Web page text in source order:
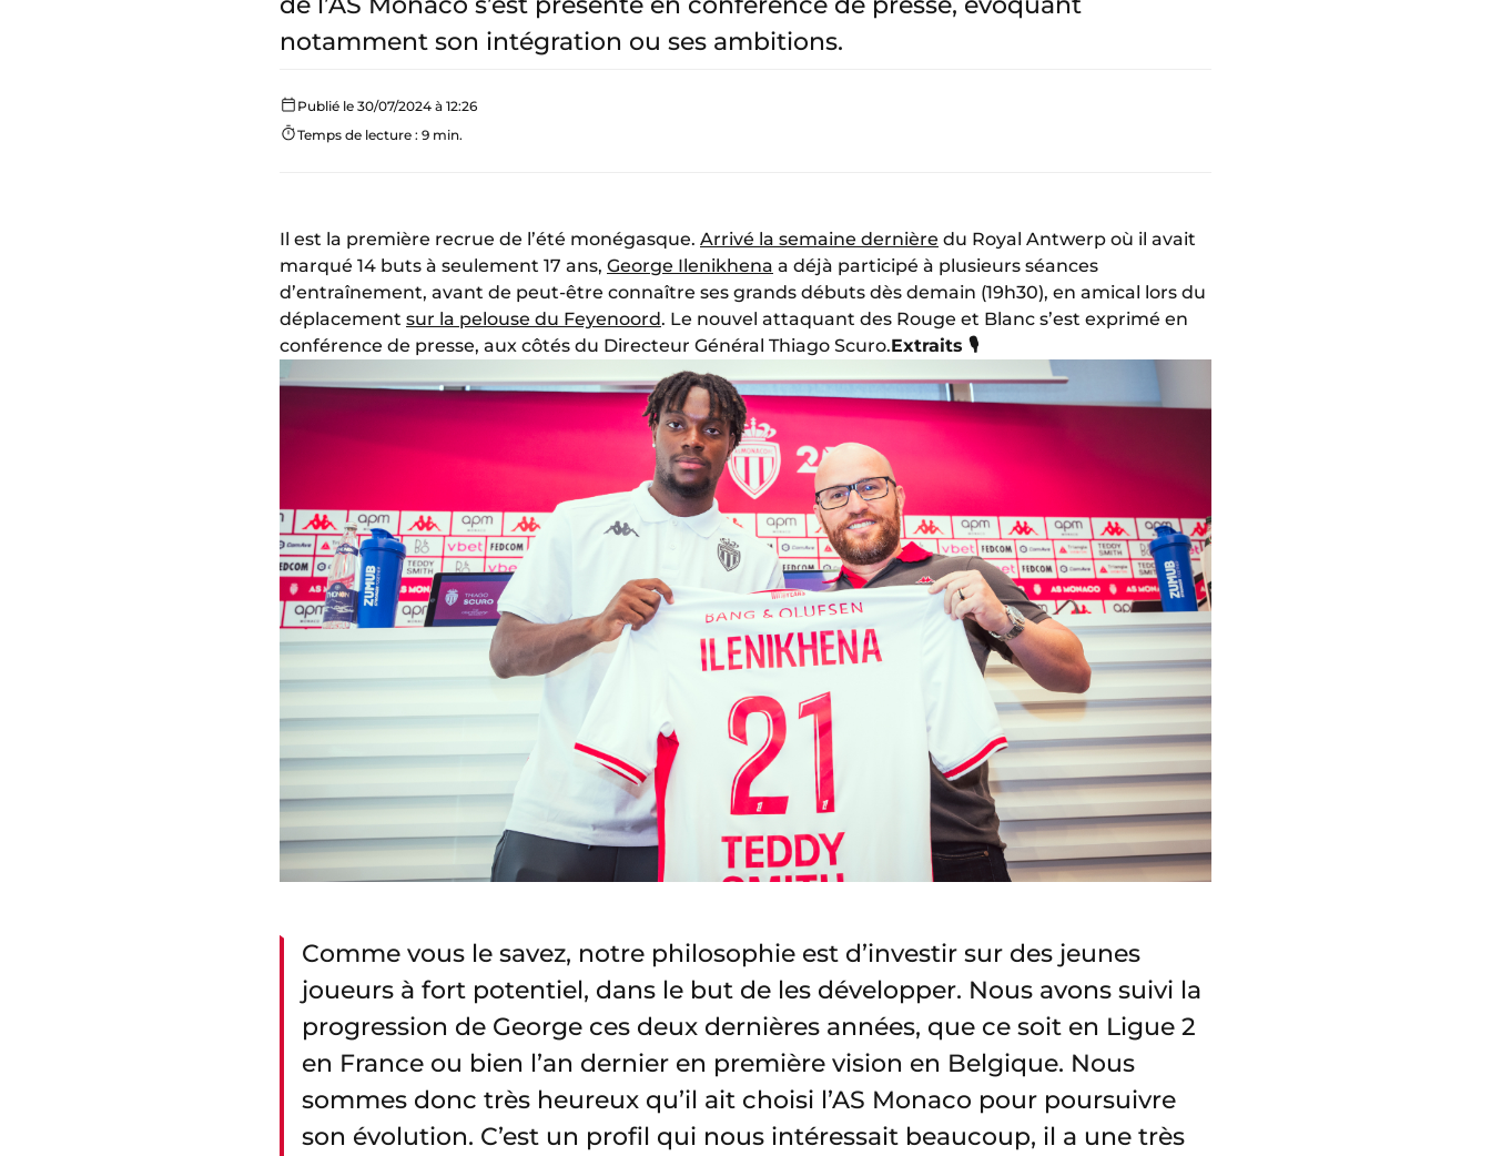
notamment son intégration ou ses ambitions.
Publié le 30/07/2024 à 12:26
Temps de lecture : 9 min.
Il est la première recrue de l’été monégasque. Arrivé la semaine dernière du Royal Antwerp où il avait
marqué 14 buts à seulement 17 ans, George Ilenikhena a déjà participé à plusieurs séances
d’entraînement, avant de peut-être connaître ses grands débuts dès demain (19h30), en amical lors du
déplacement sur la pelouse du Feyenoord. Le nouvel attaquant des Rouge et Blanc s’est exprimé en
conférence de presse, aux côtés du Directeur Général Thiago Scuro.Extraits 🎙️
Comme vous le savez, notre philosophie est d’investir sur des jeunes
joueurs à fort potentiel, dans le but de les développer. Nous avons suivi la
progression de George ces deux dernières années, que ce soit en Ligue 2
en France ou bien l’an dernier en première vision en Belgique. Nous
sommes donc très heureux qu’il ait choisi l’AS Monaco pour poursuivre
son évolution. C’est un profil qui nous intéressait beaucoup, il a une très